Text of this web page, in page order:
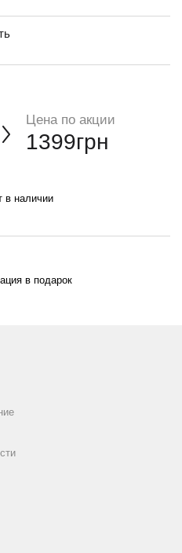
Цена по акции
1399грн
в наличии
в подарок